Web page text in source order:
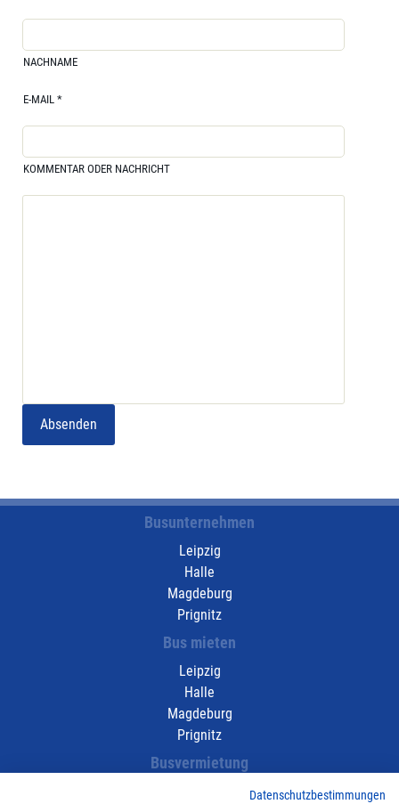
NACHNAME
E-MAIL *
KOMMENTAR ODER NACHRICHT
Absenden
Busunternehmen
Leipzig
Halle
Magdeburg
Prignitz
Bus mieten
Leipzig
Halle
Magdeburg
Prignitz
Busvermietung
Datenschutzbestimmungen